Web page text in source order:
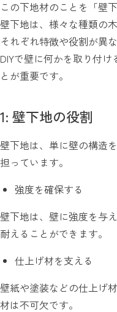
この下地材のことを「壁
壁下地は、様々な種類の
それぞれ特徴や役割が異な
DIYで壁に何かを取り付
とが重要です。
1: 壁下地の役割
壁下地は、単に壁の構造
担っています。
強度を確保する
壁下地は、壁に強度を与
耐えることができます。
仕上げ材を支える
壁紙や塗装などの仕上げ
材は不可欠です。